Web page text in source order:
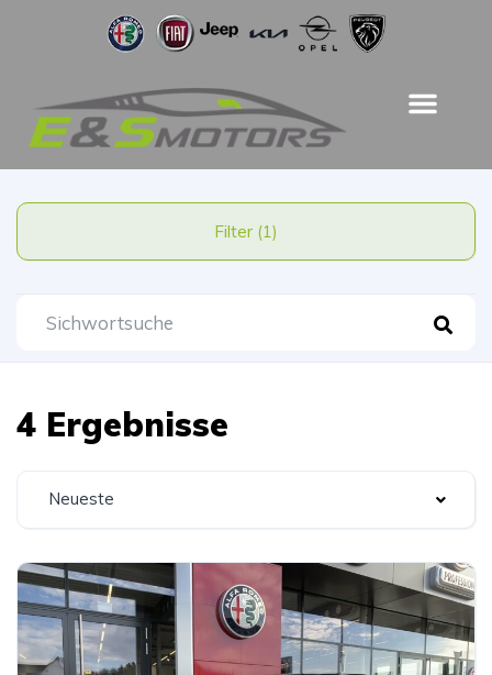
Filter (1)
4 Ergebnisse
Neueste